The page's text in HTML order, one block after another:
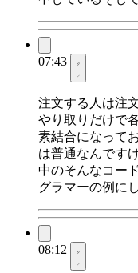
07:43
注文する人は注
やり取りだけで
素結合になって
は普通なんです
中のそんなコー
グラマーの例に
08:12